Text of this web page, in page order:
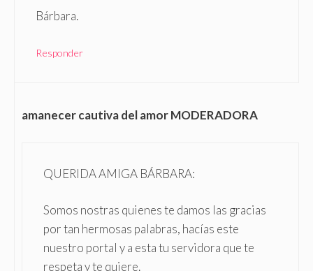
Bárbara.
Responder
amanecer cautiva del amor MODERADORA
QUERIDA AMIGA BÁRBARA:
Somos nostras quienes te damos las gracias
por tan hermosas palabras, hacías este
nuestro portal y a esta tu servidora que te
respeta y te quiere.